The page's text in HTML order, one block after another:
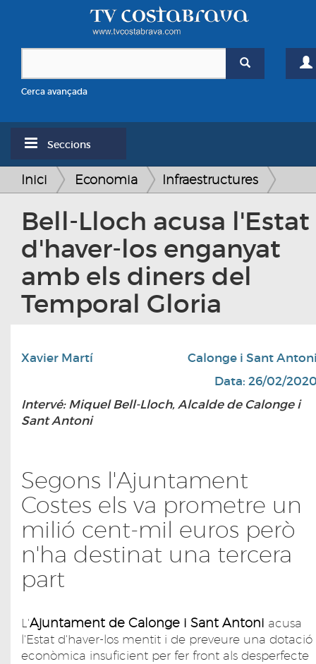
Cerca avançada
Seccions
Inici Economia Infraestructures
Bell-Lloch acusa l'Estat
d'haver-los enganyat
amb els diners del
Temporal Gloria
Xavier Martí
Calonge i Sant
Data: 26/02/
Intervé: Miquel Bell-Lloch, Alcalde de Calonge i
Sant Antoni
Segons l'Ajuntament
Costes els va prometre un
milió cent-mil euros però
n'ha destinat una tercera
part
L'Ajuntament de Calonge i Sant Antoni acusa
l'Estat d'haver-los mentit i de preveure una dotació
econòmica insuficient per fer front als desperfecte